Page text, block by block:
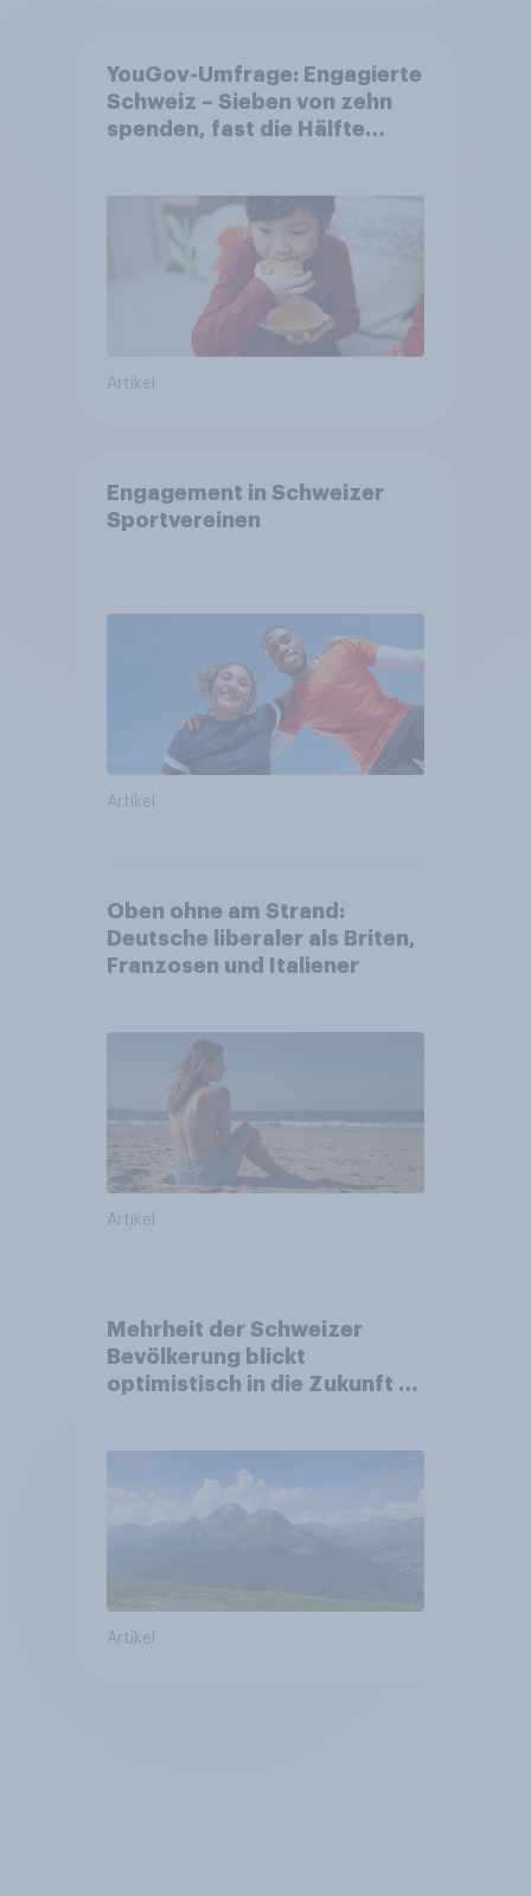
YouGov-Umfrage: Engagierte
Schweiz – Sieben von zehn
spenden, fast die Hälfte
Artikel
Engagement in Schweizer
Sportvereinen
Artikel
Oben ohne am Strand:
Deutsche liberaler als Briten,
Franzosen und Italiener
Artikel
Mehrheit der Schweizer
Bevölkerung blickt
optimistisch in die Zukunft –
Altersvorsorge
Artikel